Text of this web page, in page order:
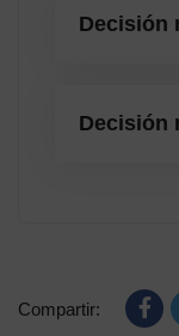
Decisión
Decisión
Compartir: